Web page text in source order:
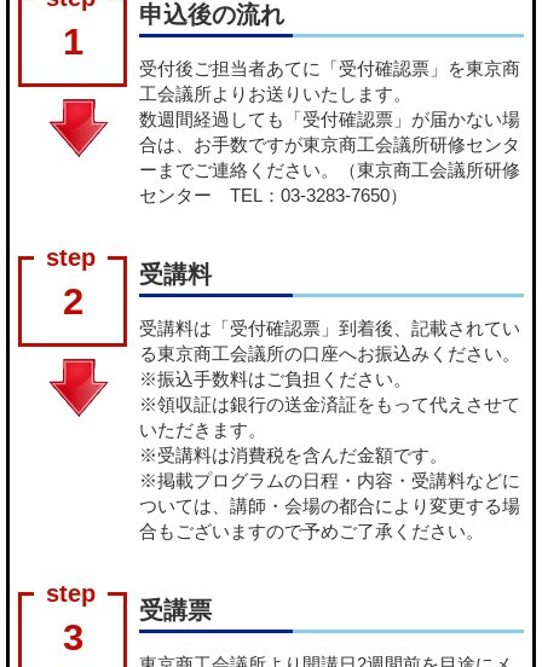
1
申込後の流れ
受付後ご担当者あてに「受付確認票」を東京商
工会議所よりお送りいたします。
数週間経過しても「受付確認票」が届かない場
合は、お手数ですが東京商工会議所研修センタ
ーまでご連絡ください。（東京商工会議所研修
センター TEL：03-3283-7650）
2
受講料
受講料は「受付確認票」到着後、記載されてい
る東京商工会議所の口座へお振込みください。
※振込手数料はご負担ください。
※領収証は銀行の送金済証をもって代えさせて
いただきます。
※受講料は消費税を含んだ金額です。
※掲載プログラムの日程・内容・受講料などに
ついては、講師・会場の都合により変更する場
合もございますので予めご了承ください。
3
受講票